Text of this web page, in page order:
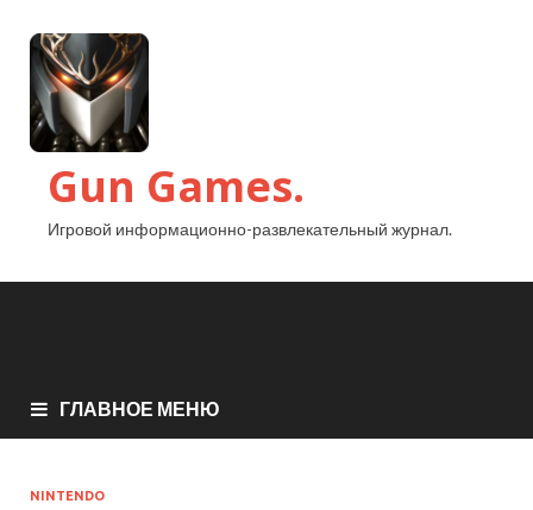
Gun Games.
Игровой информационно-развлекательный журнал.
ГЛАВНОЕ МЕНЮ
NINTENDO